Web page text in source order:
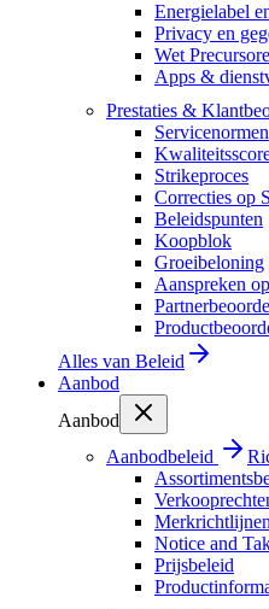
Energielabel
Privacy en
Wet
Apps &
Prestaties &
Servicenormen
Strikeproces
Correcties op
Beleidspunten
Koopblok
Groeibeloning
Aanspreken
Alles van Beleid
Aanbod
Aanbod
Aanbodbeleid
Notice and
Prijsbeleid